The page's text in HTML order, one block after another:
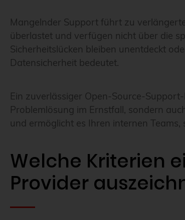
Mangelnder Support führt zu
überlastet und verfügen nicht über die
Sicherheitslücken bleiben unentdeckt
Datensicherheit bedeutet.
Ein zuverlässiger Open-Source-
Problemlösung im Ernstfall, sondern
und ermöglicht es Ihren internen
Welche Kriterien
Provider